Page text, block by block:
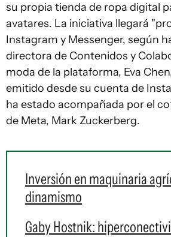
su propia tienda de ropa digital
avatares. La iniciativa llegará
Instagram y Messenger, según
directora de Contenidos y
moda de la plataforma, Eva
emitido desde su cuenta de
ha estado acompañada por el
de Meta, Mark Zuckerberg.
Inversión en maquinaria
dinamismo
Gaby Hostnik: